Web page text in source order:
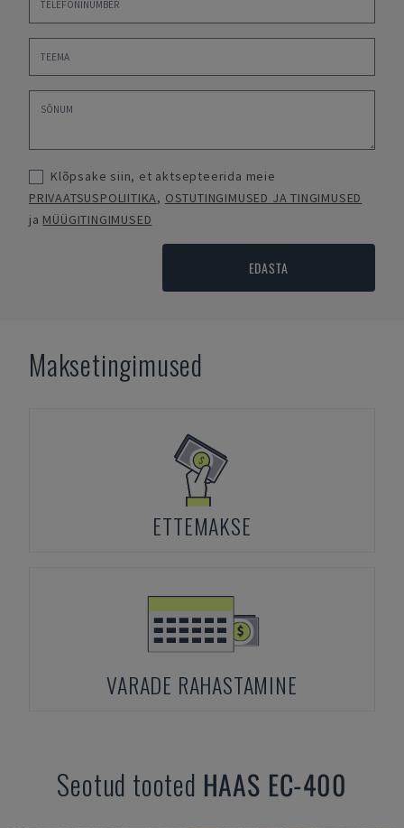
Klõpsake siin, et aktsepteerida meie
PRIVAATSUSPOLIITIKA, OSTUTINGIMUSED JA TINGIMUSED
ja MÜÜGITINGIMUSED
EDASTA
Maksetingimused
ETTEMAKSE
VARADE RAHASTAMINE
Seotud tooted HAAS EC-400